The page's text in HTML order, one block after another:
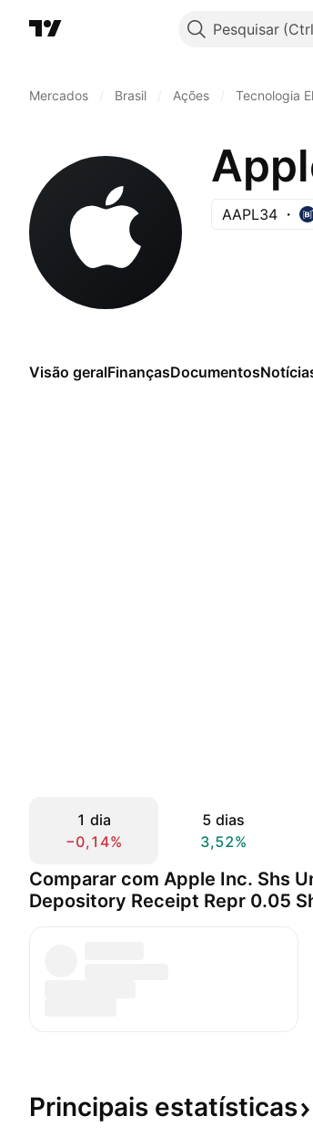
Pesquisar
Mercados Brasil Ações Tecnologia
AAPL34
Visão geralFinançasDocumentos
1 dia
−0,14%
5 dias
3,52%
Comparar com Apple Inc. Shs
Depository Receipt Repr 0.05
Principais estatísticas